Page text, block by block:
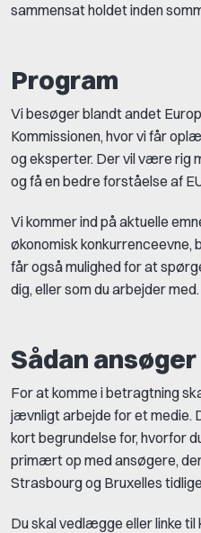
sammensat holdet inden
Program
Vi besøger blandt andet
Kommissionen, hvor vi får
og eksperter. Der vil være rig
og få en bedre forståelse af
Vi kommer ind på aktuelle
økonomisk konkurrenceevne,
får også mulighed for at
dig, eller som du arbejder med.
Sådan ansøger
For at komme i betragtning
jævnligt arbejde for et medie.
kort begrundelse for, hvorfor
primært op med ansøgere,
Strasbourg og Bruxelles
Du skal vedlægge eller linke